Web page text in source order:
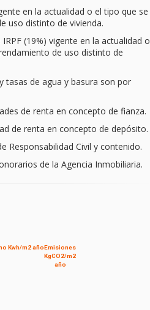
en la actualidad o el tipo que se
uso distinto de vivienda.
(19%) vigente en la actualidad o
de uso distinto de
tasas de agua y basura son por
de renta en concepto de fianza.
de renta en concepto de depósito.
Responsabilidad Civil y contenido.
de la Agencia Inmobiliaria.
Kwh/m2 añoEmisiones
KgCO2/m2
año